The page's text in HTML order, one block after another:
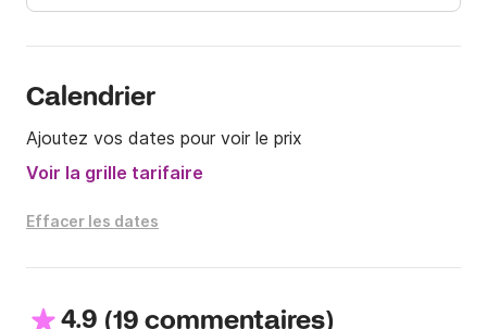
Pour plus d'informations sur Tiger Marine, n'hésitez
Calendrier
Ajoutez vos dates pour voir le prix
Voir la grille tarifaire
Effacer les dates
4.9 ( )